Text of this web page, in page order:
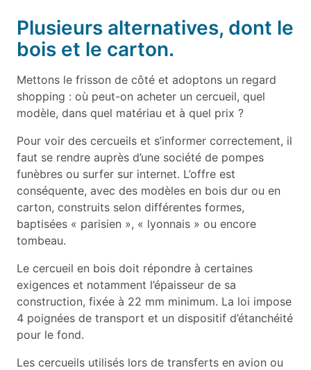
Plusieurs alternatives, dont le
bois et le carton.
Mettons le frisson de côté et adoptons un regard
shopping : où peut-on acheter un cercueil, quel
modèle, dans quel matériau et à quel prix ?
Pour voir des cercueils et s’informer correctement, il
faut se rendre auprès d’une société de pompes
funèbres ou surfer sur internet. L’offre est
conséquente, avec des modèles en bois dur ou en
carton, construits selon différentes formes,
baptisées « parisien », « lyonnais » ou encore
tombeau.
Le cercueil en bois doit répondre à certaines
exigences et notamment l’épaisseur de sa
construction, fixée à 22 mm minimum. La loi impose
4 poignées de transport et un dispositif d’étanchéité
pour le fond.
Les cercueils utilisés lors de transferts en avion ou